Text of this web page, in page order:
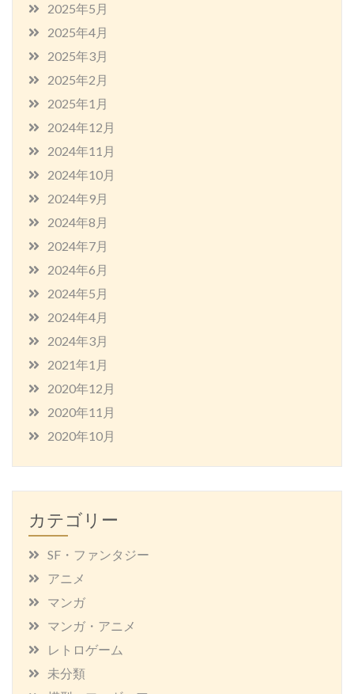
2025年5月
2025年4月
2025年3月
2025年2月
2025年1月
2024年12月
2024年11月
2024年10月
2024年9月
2024年8月
2024年7月
2024年6月
2024年5月
2024年4月
2024年3月
2021年1月
2020年12月
2020年11月
2020年10月
カテゴリー
SF・ファンタジー
アニメ
マンガ
マンガ・アニメ
レトロゲーム
未分類